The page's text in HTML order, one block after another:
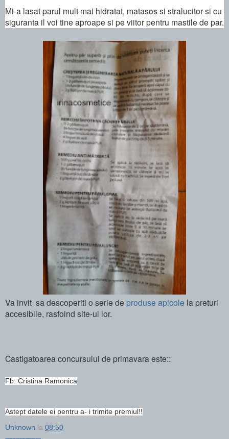
Mi-a lasat parul mult mai hidratat, matasos si stralucitor si cu
siguranta il voi tine aproape si pe viitor pentru mastile de par.
Va invit sa descoperiti o serie de produse apicole la preturi
accesibile, rasfoind site-ul lor.
Castigatoarea concursului de primavara este::
Fb: Cristina Ramonica
Astept datele ei pentru a- i trimite premiul!!
Unknown la 08:50